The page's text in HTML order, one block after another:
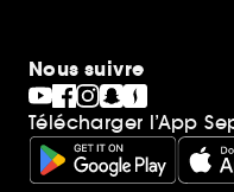
Nous suivre
Télécharger l’App